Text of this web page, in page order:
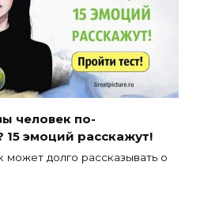
человек по-
15 эмоций расскажут!
может долго рассказывать о